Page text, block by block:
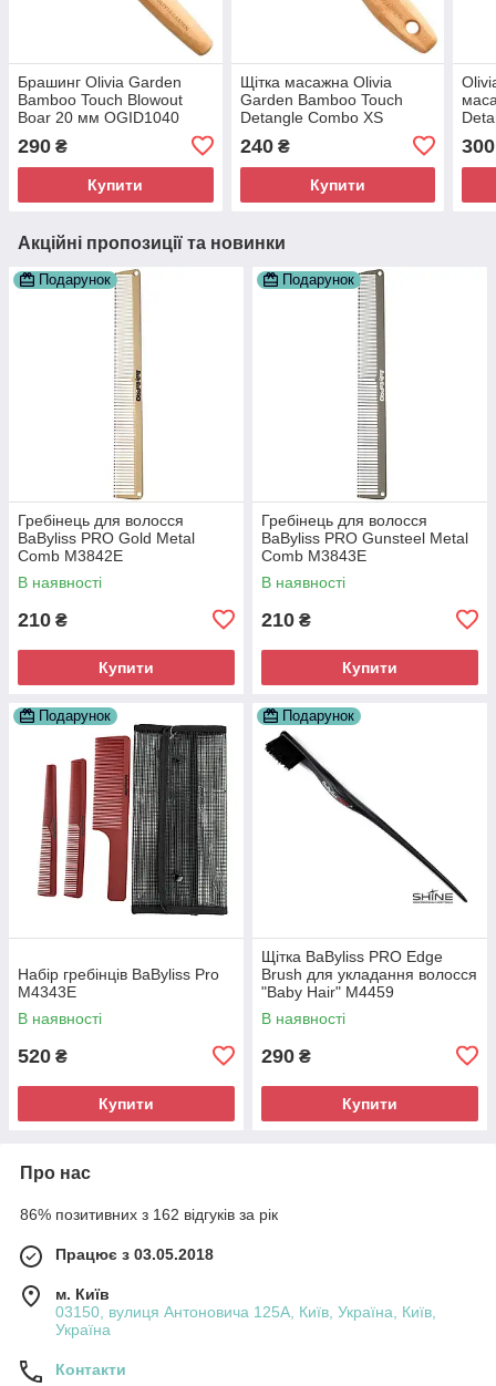
Брашинг Olivia Garden
Bamboo Touch Blowout
Boar 20 мм OGID1040
290 ₴
Купити
Щітка масажна Olivia
Garden Bamboo Touch
Detangle Combo ХЅ
OGID1682
240₴
Купити
300
Акційні пропозиції та новинки
Подарунок
Гребінець для волосся
BaByliss PRO Gold Metal
Comb M3842E
В наявності
210 ₴
Купити
Подарунок
Гребінець для волосся
BaByliss PRO Gunsteel Metal
Comb M3843E
В наявності
210 ₴
Купити
Подарунок
Набір гребінців BaByliss Pro
M4343E
В наявності
520 ₴
Купити
Подарунок
Щітка BaByliss PRO Edge
Brush для укладання волосся
"Baby Hair" M4459
В наявності
290 ₴
Купити
Про нас
86% позитивних з 162 відгуків за рік
Працює з 03.05.2018
м. Київ
03150, вулиця Антоновича 125А, Київ, Україна, Київ,
Україна
Контакти